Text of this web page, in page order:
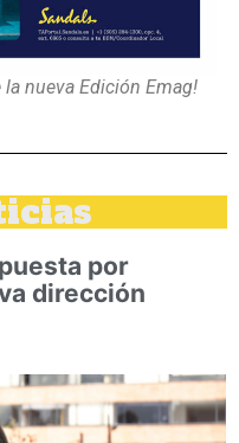
la nueva Edición Emag!
por
dirección